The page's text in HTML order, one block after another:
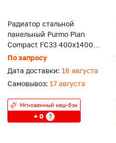
Радиатор стальной
панельный Purmo Plan
Compact FC33 400x1400
боковое подключение.
По запросу
Дата доставки: 18 августа
Самовывоз: 17 августа
Мгновенный кеш-бэк
+ 0 ?